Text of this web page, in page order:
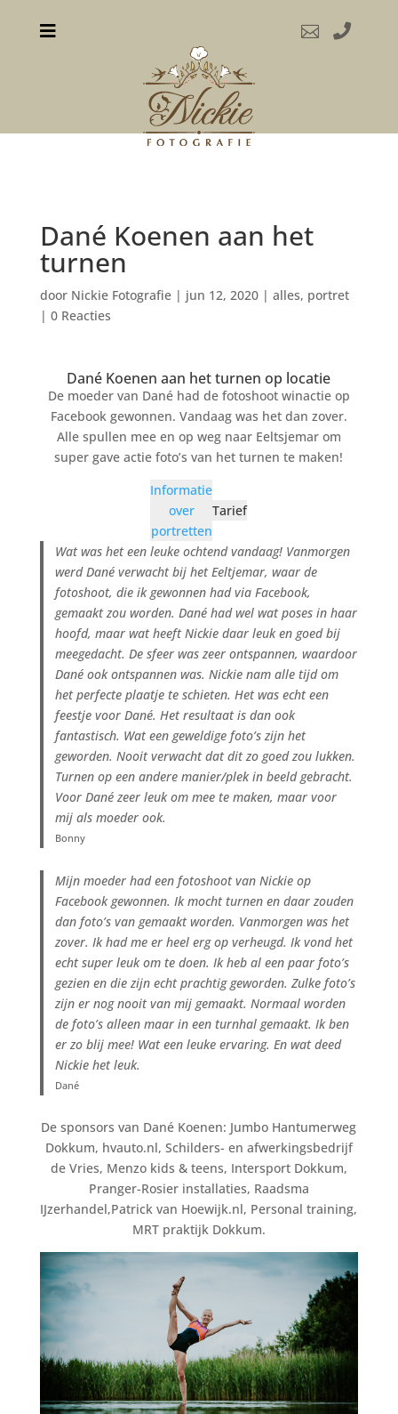
  
Dané Koenen aan het
turnen
door Nickie Fotografie| jun 12, 2020| alles, portret
| 0 Reacties
Dané Koenen aan het turnen op locatie
De moeder van Dané had de fotoshoot winactie op
Facebook gewonnen. Vandaag was het dan zover.
Alle spullen mee en op weg naar Eeltsjemar om
super gave actie foto’s van het turnen te maken!
Informatie
over
portretten
Tarief
Wat was het een leuke ochtend vandaag! Vanmorgen
werd Dané verwacht bij het Eeltjemar, waar de
fotoshoot, die ik gewonnen had via Facebook,
gemaakt zou worden. Dané had wel wat poses in haar
hoofd, maar wat heeft Nickie daar leuk en goed bij
meegedacht. De sfeer was zeer ontspannen, waardoor
Dané ook ontspannen was. Nickie nam alle tijd om
het perfecte plaatje te schieten. Het was echt een
feestje voor Dané. Het resultaat is dan ook
fantastisch. Wat een geweldige foto’s zijn het
geworden. Nooit verwacht dat dit zo goed zou lukken.
Turnen op een andere manier/plek in beeld gebracht.
Voor Dané zeer leuk om mee te maken, maar voor
mij als moeder ook.
Bonny
Mijn moeder had een fotoshoot van Nickie op
Facebook gewonnen. Ik mocht turnen en daar zouden
dan foto’s van gemaakt worden. Vanmorgen was het
zover. Ik had me er heel erg op verheugd. Ik vond het
echt super leuk om te doen. Ik heb al een paar foto’s
gezien en die zijn echt prachtig geworden. Zulke foto’s
zijn er nog nooit van mij gemaakt. Normaal worden
de foto’s alleen maar in een turnhal gemaakt. Ik ben
er zo blij mee! Wat een leuke ervaring. En wat deed
Nickie het leuk.
Dané
De sponsors van Dané Koenen: Jumbo Hantumerweg
Dokkum, hvauto.nl, Schilders- en afwerkingsbedrijf
de Vries, Menzo kids & teens, Intersport Dokkum,
Pranger-Rosier installaties, Raadsma
IJzerhandel,Patrick van Hoewijk.nl, Personal training,
MRT praktijk Dokkum.